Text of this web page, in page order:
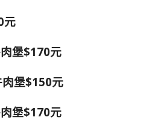
元
堡$170元
堡$150元
堡$170元